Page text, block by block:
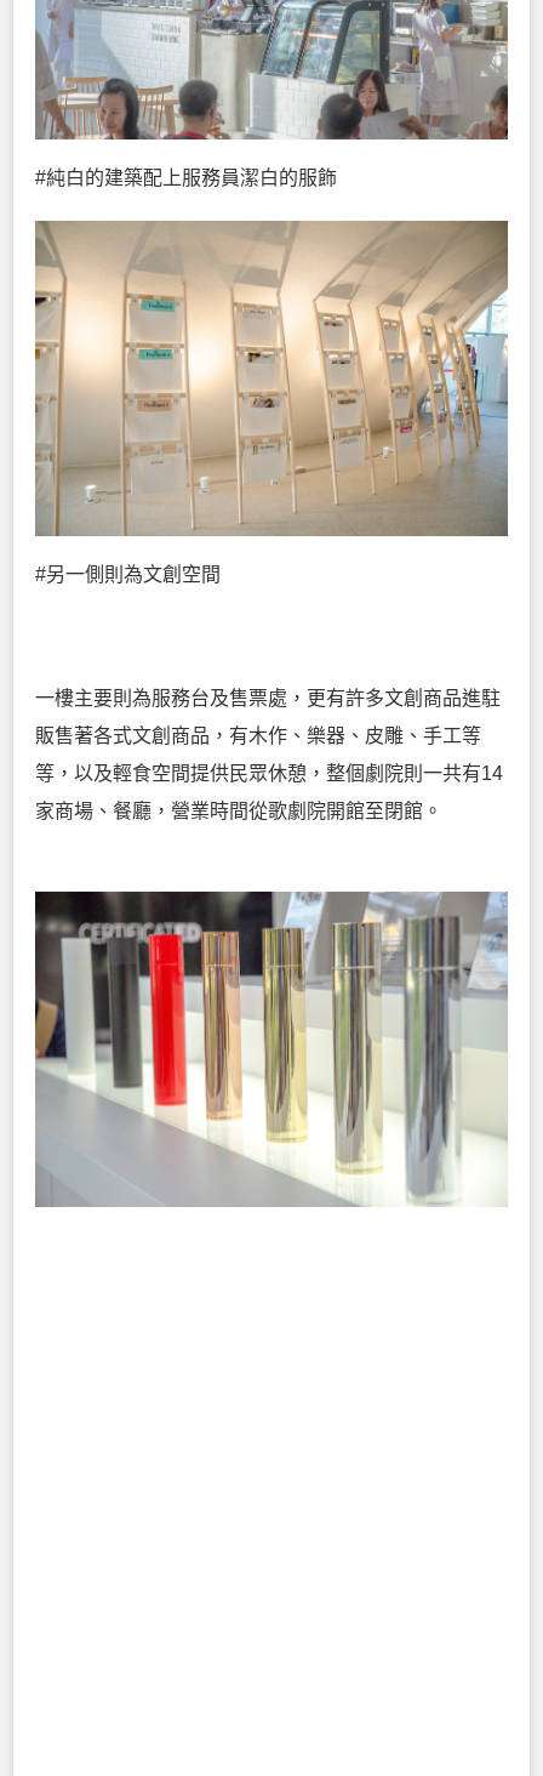
#純白的建築配上服務員潔白的服飾
#另一側則為文創空間
一樓主要則為服務台及售票處，更有許多文創商品進駐
販售著各式文創商品，有木作、樂器、皮雕、手工等
等，以及輕食空間提供民眾休憩，整個劇院則一共有14
家商場、餐廳，營業時間從歌劇院開館至閉館。